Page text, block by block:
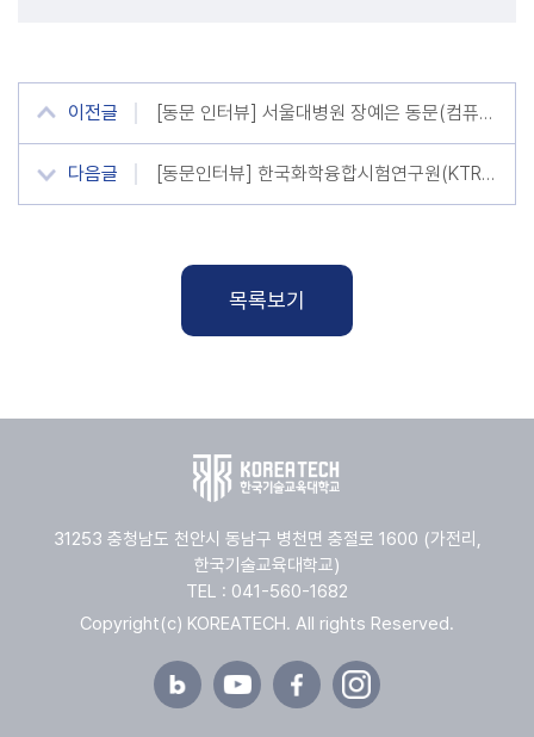
이전글 [동문 인터뷰] 서울대병원 장예은 동문(컴퓨터공학부 11학번)
다음글 [동문인터뷰] 한국화학융합시험연구원(KTR) 지형준 동문[일반대학원 건축공학과]
목록보기
31253 충청남도 천안시 동남구 병천면 충절로 1600 (가전리,
한국기술교육대학교)
TEL : 041-560-1682
Copyright(c) KOREATECH. All rights Reserved.